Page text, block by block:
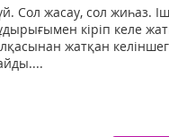
Сол жасау, сол жиһаз.
кіріп келе
жатқан